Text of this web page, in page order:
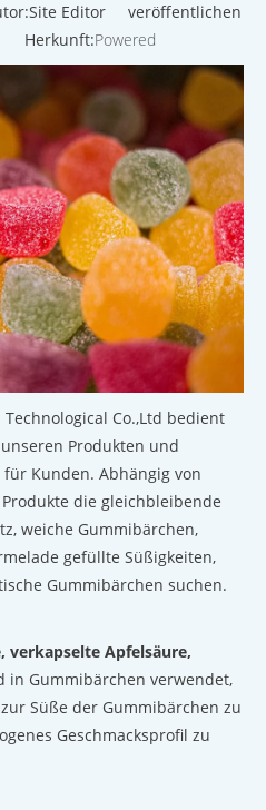
Editor veröffentlichen
Herkunft:Powered
Co.,Ltd bedient
Produkten und
Kunden. Abhängig von
die gleichbleibende
weiche Gummibärchen,
gefüllte Süßigkeiten,
Gummibärchen suchen.
verkapselte Apfelsäure,
in Gummibärchen verwendet,
Süße der Gummibärchen zu
Geschmacksprofil zu